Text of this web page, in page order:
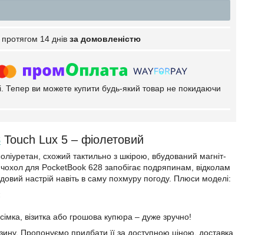
14 днів за домовленістю
Тепер ви можете купити будь-який товар не покидаючи
Touch Lux 5 – фіолетовий
схожий тактильно з шкірою, вбудований магніт-
для PocketBook 628 запобігає подряпинам, відколам
настрій навіть в саму похмуру погоду. Плюси моделі:
візитка або грошова купюра – дуже зручно!
Пропонуємо придбати її за доступною ціною, доставка